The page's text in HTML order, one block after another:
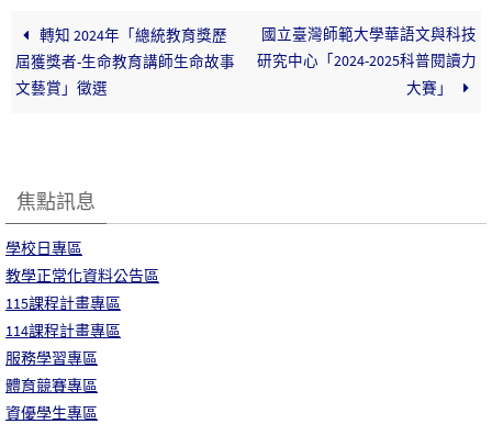
轉知 2024年「總統教育獎歷
屆獲獎者-生命教育講師生命故事
文藝賞」徵選
國立臺灣師範大學華語文與科技
研究中心「2024-2025科普閱讀力
大賽」
焦點訊息
學校日專區
教學正常化資料公告區
115課程計畫專區
114課程計畫專區
服務學習專區
體育競賽專區
資優學生專區